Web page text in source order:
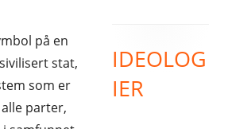
KONSERVATISME
LIBERALISME
på en
stat,
som er
parter,
Primær
sidekolonne
IDEOLOG
IER